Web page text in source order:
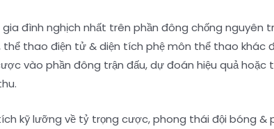
đình nghịch nhất trên phần đông chống nguyên
thao điện tử & diện tích phệ môn thể thao khác
vào phần đông trận đấu, dự đoán hiệu quả hoặc
kỹ lưỡng về tỷ trọng cược, phong thái đội bóng &